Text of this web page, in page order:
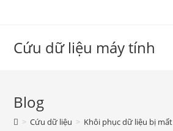
Cứu dữ liệu máy tính
Blog
> Cứu dữ liệu > Khôi phục dữ liệu bị mất